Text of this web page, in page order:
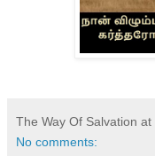
The Way Of Salvation at
No comments: